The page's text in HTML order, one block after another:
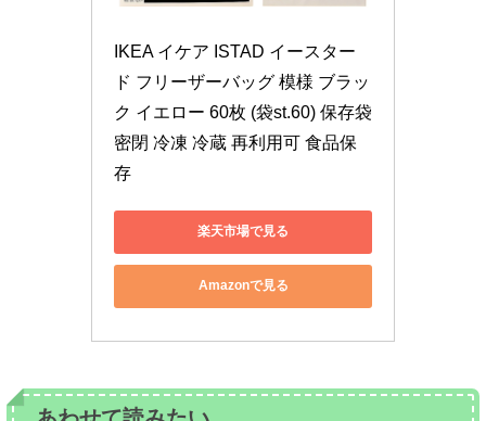
IKEA イケア ISTAD イースター
ド フリーザーバッグ 模様 ブラッ
ク イエロー 60枚 (袋st.60) 保存袋
密閉 冷凍 冷蔵 再利用可 食品保
存
楽天市場で見る
Amazonで見る